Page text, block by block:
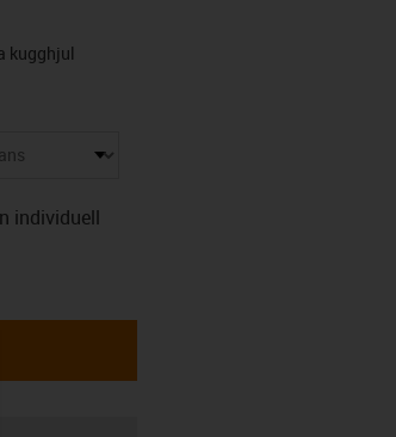
kugghjul
individuell